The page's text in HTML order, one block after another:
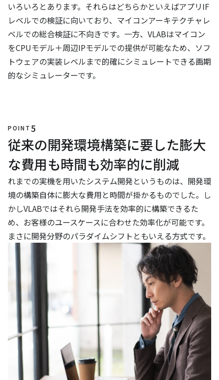
いろいろとあります。それらはどちらかといえばアプリIF
レベルでの検証に向いており、マイコンアーキテクチャレ
ベルでの総合検証に不向きです。一方、VLABはマイコン
をCPUモデル＋周辺IPモデルでの提供が可能なため、ソフ
トウェアの実装レベルまで的確にシミュレートできる画期
的なシミュレーターです。
POINT 5
従来の開発環境構築に要した膨大
な費用も時間も効率的に削減
れまでの実機を用いたシステム開発というものは、開発環
境の構築自体に膨大な費用と時間が掛かるものでした。し
かしVLABではそれら開発手法を効率的に構築できるた
め、お客様のユースケースに合わせた効率化が可能です。
まさに開発分野のパラダイムシフトともいえる方式です。